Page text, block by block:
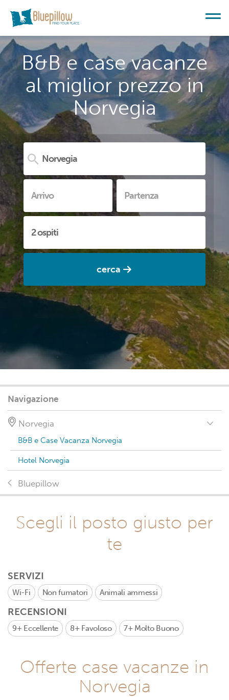
B&B e case vacanze
al miglior prezzo in
Norvegia
cerca
Navigazione
Norvegia
B&B e Case Vacanza Norvegia
Hotel Norvegia
Bluepillow
Scegli il posto giusto per
te
SERVIZI
Wi-Fi Non fumatori Animali ammessi
RECENSIONI
9+ Eccellente 8+ Favoloso 7+ Molto Buono
Offerte case vacanze in
Norvegia